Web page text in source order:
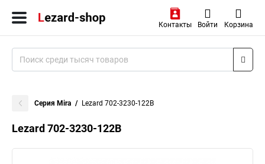
Контакты Войти Корзина
Серия Mira Lezard 702-3230-122B
Lezard 702-3230-122B